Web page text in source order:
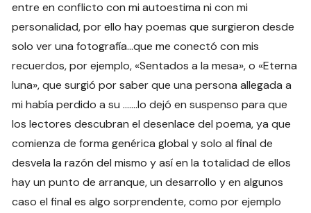
entre en conflicto con mi autoestima ni con mi
personalidad, por ello hay poemas que surgieron desde
solo ver una fotografía…que me conectó con mis
recuerdos, por ejemplo, «Sentados a la mesa», o «Eterna
luna», que surgió por saber que una persona allegada a
mi había perdido a su …….lo dejó en suspenso para que
los lectores descubran el desenlace del poema, ya que
comienza de forma genérica global y solo al final de
desvela la razón del mismo y así en la totalidad de ellos
hay un punto de arranque, un desarrollo y en algunos
caso el final es algo sorprendente, como por ejemplo